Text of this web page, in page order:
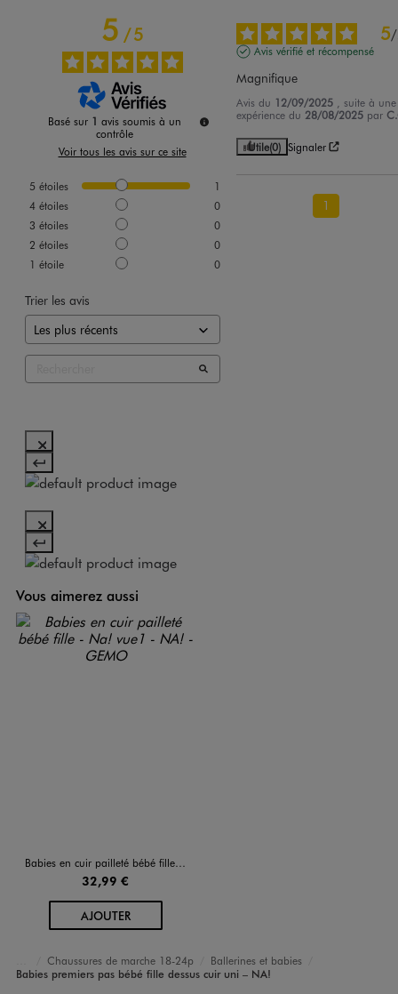
5/5
Basé sur 1 avis soumis à un
contrôle
Voir tous les avis sur ce site
5 étoiles
1
4 étoiles
0
3 étoiles
0
2 étoiles
0
1 étoile 0
Trier les avis
5/
Avis vérifié et récompensé
Magnifique
Avis du 12/09/2025
, suite à une
expérience du 28/08/2025 par
Utile(0) Signaler
1
Vous aimerez aussi
Babies en cuir pailleté bébé fille - Na!
32,99 €
AJOUTERAU PANIER
Accueil
Bébé
Chaussures Fille
Chaussures de marche 18-24p
Ballerines et babies
Babies premiers pas bébé fille dessus cuir uni – NA!